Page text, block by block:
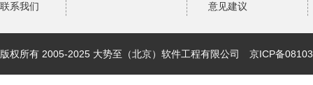
联系我们
意见建议
版权所有 2005-2025 大势至（北京）软件工程有限公司 京ICP备